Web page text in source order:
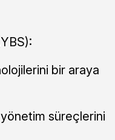
bir araya
yönetim süreçlerini